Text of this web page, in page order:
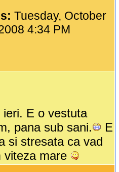
Tuesday, October
4:34 PM
E o vestuta
pana sub sani.
E
si stresata ca vad
viteza mare